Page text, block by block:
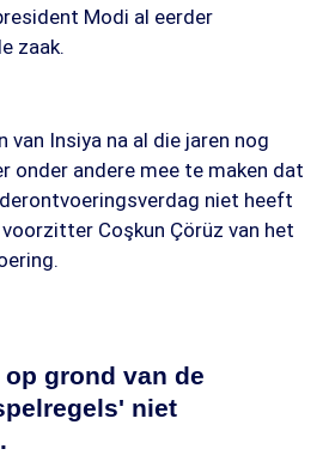
Modi al eerder
zaak.
van Insiya na al die jaren nog
onder andere mee te maken dat
niet heeft
Coşkun Çörüz van het
grond van de
niet